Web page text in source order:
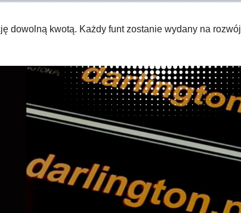
dowolną kwotą. Każdy funt zostanie wydany na rozwój